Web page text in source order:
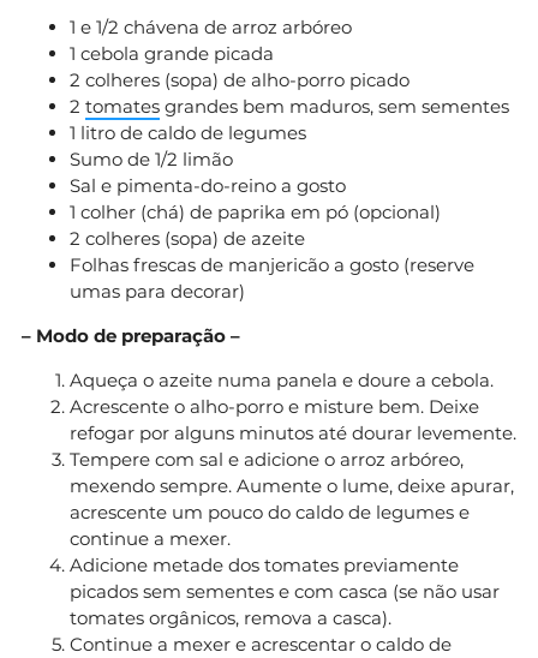
1 e 1/2 chávena de arroz arbóreo
1 cebola grande picada
2 colheres (sopa) de alho-porro picado
2 tomates grandes bem maduros, sem sementes
1 litro de caldo de legumes
Sumo de 1/2 limão
Sal e pimenta-do-reino a gosto
1 colher (chá) de paprika em pó (opcional)
2 colheres (sopa) de azeite
Folhas frescas de manjericão a gosto (reserve
umas para decorar)
– Modo de preparação –
Aqueça o azeite numa panela e doure a cebola.
Acrescente o alho-porro e misture bem. Deixe
refogar por alguns minutos até dourar levemente.
Tempere com sal e adicione o arroz arbóreo,
mexendo sempre. Aumente o lume, deixe apurar,
acrescente um pouco do caldo de legumes e
continue a mexer.
Adicione metade dos tomates previamente
picados sem sementes e com casca (se não usar
tomates orgânicos, remova a casca).
Continue a mexer e acrescentar o caldo de